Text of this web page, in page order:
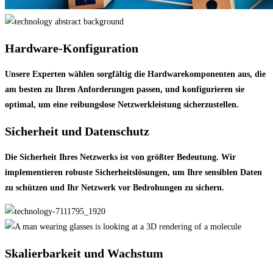
Hardware-Konfiguration
Unsere Experten wählen sorgfältig die Hardwarekomponenten aus, die
am besten zu Ihren Anforderungen passen, und konfigurieren sie
optimal, um eine reibungslose Netzwerkleistung sicherzustellen.
Sicherheit und Datenschutz
Die Sicherheit Ihres Netzwerks ist von größter Bedeutung. Wir
implementieren robuste Sicherheitslösungen, um Ihre sensiblen Daten
zu schützen und Ihr Netzwerk vor Bedrohungen zu sichern.
Skalierbarkeit und Wachstum